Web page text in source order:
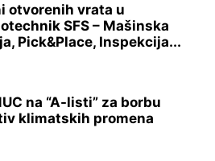
otvorenih vrata u
SFS – Mašinska
Pick&Place, Inspekcija...
na “A-listi” za borbu
klimatskih promena